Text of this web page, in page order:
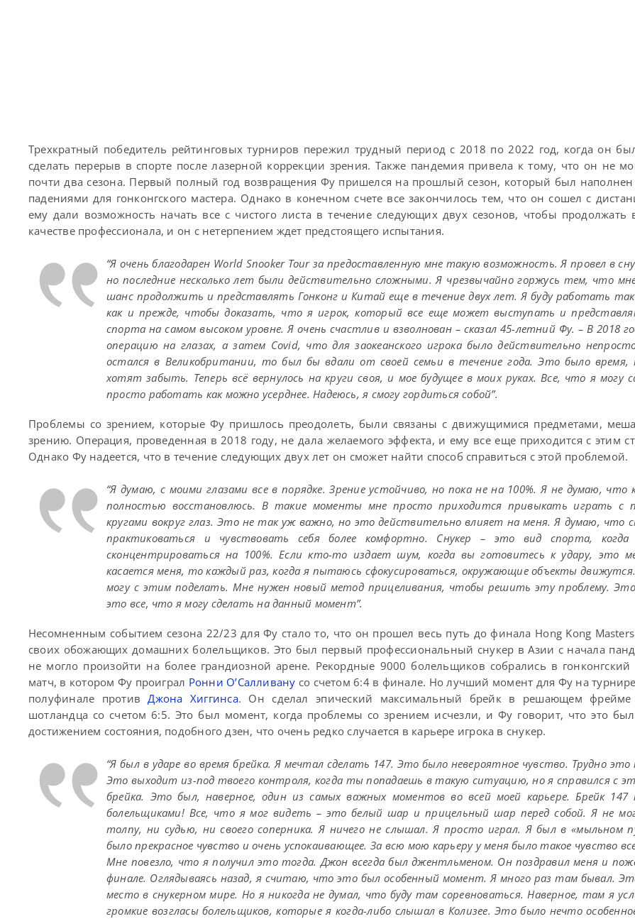
Трехкратный победитель рейтинговых турниров пережил трудный период с 2018 по 2022 год, когда он
сделать перерыв в спорте после лазерной коррекции зрения. Также пандемия привела к тому, что он не
почти два сезона. Первый полный год возвращения Фу пришелся на прошлый сезон, который был наполнен
падениями для гонконгского мастера. Однако в конечном счете все закончилось тем, что он сошел с
ему дали возможность начать все с чистого листа в течение следующих двух сезонов, чтобы продолжать
качестве профессионала, и он с нетерпением ждет предстоящего испытания.
“Я очень благодарен World Snooker Tour за предоставленную мне такую возможность. Я провел в
но последние несколько лет были действительно сложными. Я чрезвычайно горжусь тем, что
шанс продолжить и представлять Гонконг и Китай еще в течение двух лет. Я буду работать так
как и прежде, чтобы доказать, что я игрок, который все еще может выступать и
спорта на самом высоком уровне. Я очень счастлив и взволнован – сказал 45-летний Фу. – В 2018
операцию на глазах, а затем Covid, что для заокеанского игрока было действительно
остался в Великобритании, то был бы вдали от своей семьи в течение года. Это было время,
хотят забыть. Теперь всё вернулось на круги своя, и мое будущее в моих руках. Все, что я могу
просто работать как можно усерднее. Надеюсь, я смогу гордиться собой”.
Проблемы со зрением, которые Фу пришлось преодолеть, были связаны с движущимися предметами,
зрению. Операция, проведенная в 2018 году, не дала желаемого эффекта, и ему все еще приходится с этим
Однако Фу надеется, что в течение следующих двух лет он сможет найти способ справиться с этой проблемой.
“Я думаю, с моими глазами все в порядке. Зрение устойчиво, но пока не на 100%. Я не думаю, что
полностью восстановлюсь. В такие моменты мне просто приходится привыкать играть с
кругами вокруг глаз. Это не так уж важно, но это действительно влияет на меня. Я думаю, что
практиковаться и чувствовать себя более комфортно. Снукер – это вид спорта,
сконцентрироваться на 100%. Если кто-то издает шум, когда вы готовитесь к удару, это
касается меня, то каждый раз, когда я пытаюсь сфокусироваться, окружающие объекты
могу с этим поделать. Мне нужен новый метод прицеливания, чтобы решить эту проблему.
это все, что я могу сделать на данный момент”.
Несомненным событием сезона 22/23 для Фу стало то, что он прошел весь путь до финала Hong Kong Masters
своих обожающих домашних болельщиков. Это был первый профессиональный снукер в Азии с начала
не могло произойти на более грандиозной арене. Рекордные 9000 болельщиков собрались в гонконгский
матч, в котором Фу проиграл Ронни О’Салливану со счетом 6:4 в финале. Но лучший момент для Фу на
полуфинале противДжона Хиггинса. Он сделал эпический максимальный брейк в решающем
шотландца со счетом 6:5. Это был момент, когда проблемы со зрением исчезли, и Фу говорит, что это
достижением состояния, подобного дзен, что очень редко случается в карьере игрока в снукер.
“Я был в ударе во время брейка. Я мечтал сделать 147. Это было невероятное чувство. Трудно
Это выходит из-под твоего контроля, когда ты попадаешь в такую ситуацию, но я справился с
брейка. Это был, наверное, один из самых важных моментов во всей моей карьере. Брейк 147
болельщиками! Все, что я мог видеть – это белый шар и прицельный шар перед собой. Я не
толпу, ни судью, ни своего соперника. Я ничего не слышал. Я просто играл. Я был в «мыльном
было прекрасное чувство и очень успокаивающее. За всю мою карьеру у меня было такое чувство
Мне повезло, что я получил это тогда. Джон всегда был джентльменом. Он поздравил меня и
финале. Оглядываясь назад, я считаю, что это был особенный момент. Я много раз там бывал.
место в снукерном мире. Но я никогда не думал, что буду там соревноваться. Наверное, там я
громкие возгласы болельщиков, которые я когда-либо слышал в Колизее. Это было нечто